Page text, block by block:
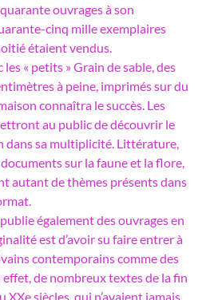
ouvrages à son
cinq mille exemplaires
étaient vendus.
les « petits » Grain de sable, des
à peine, imprimés sur du
connaîtra le succès. Les
au public de découvrir le
dans sa multiplicité. Littérature,
sur la faune et la flore,
autant de thèmes présents dans
également des ouvrages en
est d’avoir su faire entrer à
contemporains comme des
effet, de nombreux textes de la fin
siècles, qui n’avaient jamais